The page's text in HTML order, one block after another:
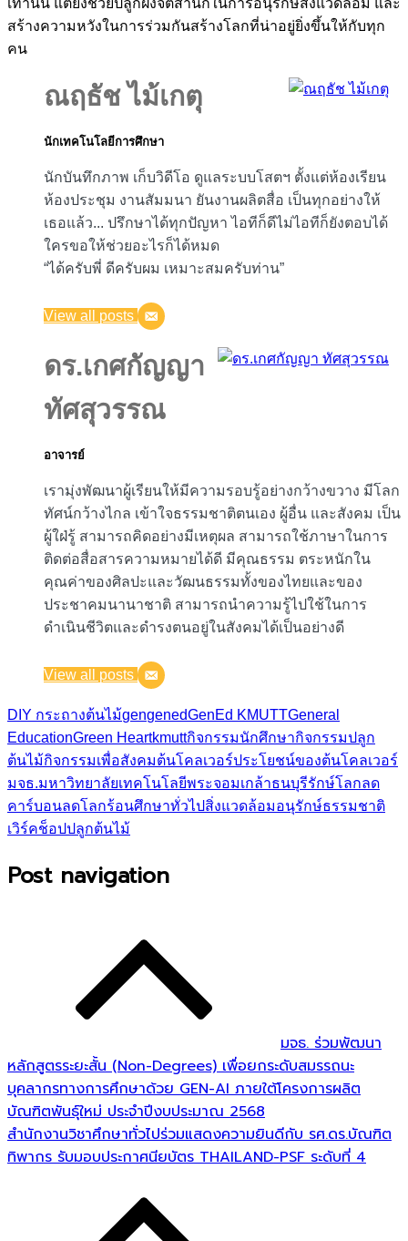
สร้างความหวังในการร่วมกันสร้างโลกที่น่าอยู่ยิ่งขึ้นให้กับทุก
คน
ณฤธัช ไม้เกตุ
นักเทคโนโลยีการศึกษา
นักบันทึกภาพ เก็บวิดีโอ ดูแลระบบโสตฯ ตั้งแต่ห้องเรียน
ห้องประชุม งานสัมมนา ยันงานผลิตสื่อ เป็นทุกอย่างให้
เธอแล้ว... ปรึกษาได้ทุกปัญหา ไอทีก็ดีไม่ไอทีก็ยังตอบได้
ใครขอให้ช่วยอะไรก็ได้หมด
“ได้ครับพี่ ดีครับผม เหมาะสมครับท่าน”
View all posts
ดร.เกศกัญญา
ทัศสุวรรณ
อาจารย์
เรามุ่งพัฒนาผู้เรียนให้มีความรอบรู้อย่างกว้างขวาง มีโลก
ทัศน์กว้างไกล เข้าใจธรรมชาติตนเอง ผู้อื่น และสังคม เป็น
ผู้ใฝ่รู้ สามารถคิดอย่างมีเหตุผล สามารถใช้ภาษาในการ
ติดต่อสื่อสารความหมายได้ดี มีคุณธรรม ตระหนักใน
คุณค่าของศิลปะและวัฒนธรรมทั้งของไทยและของ
ประชาคมนานาชาติ สามารถนำความรู้ไปใช้ในการ
ดำเนินชีวิตและดำรงตนอยู่ในสังคมได้เป็นอย่างดี
View all posts
DIY กระถางต้นไม้gengenedGenEd KMUTTGeneral
EducationGreen Heartkmuttกิจกรรมนักศึกษากิจกรรมปลูก
ต้นไม้กิจกรรมเพื่อสังคมต้นโคลเวอร์ประโยชน์ของต้นโคลเวอร์
มจธ.มหาวิทยาลัยเทคโนโลยีพระจอมเกล้าธนบุรีรักษ์โลกลด
คาร์บอนลดโลกร้อนศึกษาทั่วไปสิ่งแวดล้อมอนุรักษ์ธรรมชาติ
เวิร์คช็อปปลูกต้นไม้
Post navigation
มจธ. ร่วมพัฒนา
หลักสูตรระยะสั้น (Non-Degrees) เพื่อยกระดับสมรรถนะ
บุคลากรทางการศึกษาด้วย GEN-AI ภายใต้โครงการผลิต
บัณฑิตพันธุ์ใหม่ ประจำปีงบประมาณ 2568
สำนักงานวิชาศึกษาทั่วไปร่วมแสดงความยินดีกับ รศ.ดร.บัณฑิต
ทิพากร รับมอบประกาศนียบัตร THAILAND-PSF ระดับที่ 4